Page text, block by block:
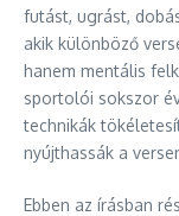
futást, ugrást,
akik különböző
hanem mentális
sportolói sokszor
technikák
nyújthassák a
Ebben az írásban